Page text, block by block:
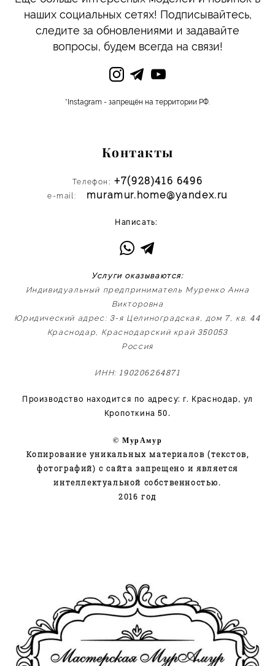
наших социальных сетях! Подписывайтесь,
следите за обновлениями и задавайте
вопросы, будем всегда на связи!
*Instagram - запрещён на территории РФ.
Контакты
Телефон : +7(928)416 6496
e-mail: muramur.home@yandex.ru
Написать:
Услуги оказываются:
Индивидуальный предприниматель Муренко Анна
Викторовна
Юридический адрес: 3-я Целиноградская, дом 7, кв. 44
Краснодар, Краснодарский край 350053
Россия
ИНН: 190206264871
Производство находится по адресу: г. Краснодар, ул
Кропоткина50.
© МурАмур
Копирование уникальных материалов (текстов,
фотографий) с сайта запрещено и является
интеллектуальной собственностью.
2016 год